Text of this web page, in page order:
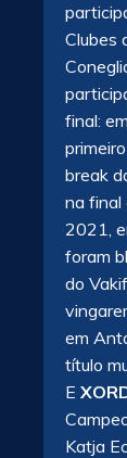
Clubes
final:
break
na final
2021,
foram
do
em
título
E
Katja